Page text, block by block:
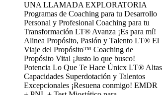
UNA LLAMADA EXPLORATORIA
Programas de Coaching para tu Desarrollo
Personal y Profesional Coaching para tu
Transformación LT® Avanza ¡Es para mí!
Alinea Propósito, Pasión y Talento LT® El
Viaje del Propósito™ Coaching de
Propósito Vital ¡Justo lo que busco!
Potencia Lo Que Te Hace Únicx LT® Altas
Capacidades Superdotación y Talentos
Excepcionales ¡Resuena conmigo! EMDR